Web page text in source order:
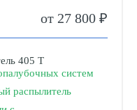
от 27 800 ₽
систем
распылитель